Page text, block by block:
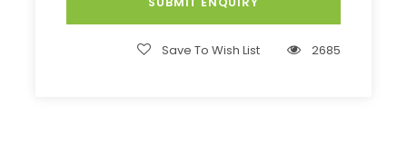
Save To Wish List 2685